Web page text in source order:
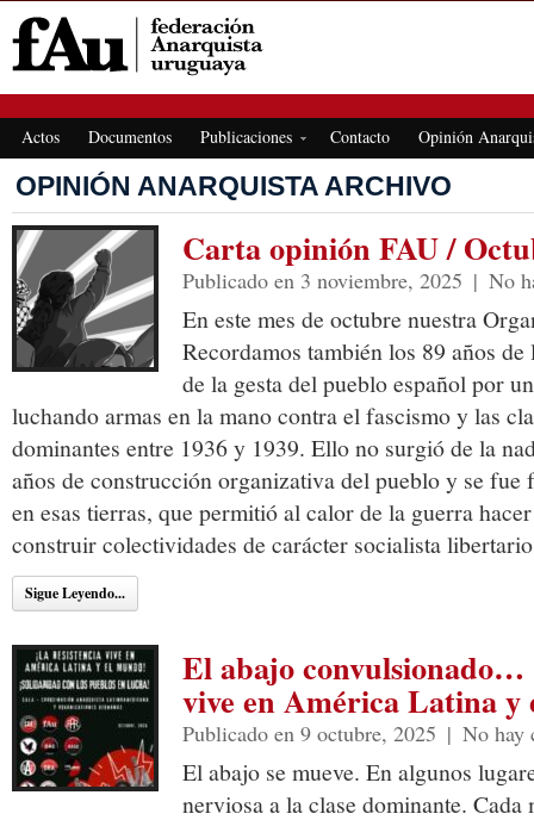
Actos Documentos Publicaciones Contacto Opinión
OPINIÓN ANARQUISTA ARCHIVO
Carta opinión FAU /
Publicado en 3 noviembre, 2025 | No
En este mes de octubre nuestra
Recordamos también los 89 años
de la gesta del pueblo español por
luchando armas en la mano contra el fascismo y las
dominantes entre 1936 y 1939. Ello no surgió de la
años de construcción organizativa del pueblo y se fue
en esas tierras, que permitió al calor de la guerra
construir colectividades de carácter socialista
Sigue Leyendo...
El abajo convulsionado…
vive en América Latina y
Publicado en 9 octubre, 2025 | No hay
El abajo se mueve. En algunos
nerviosa a la clase dominante. Cada